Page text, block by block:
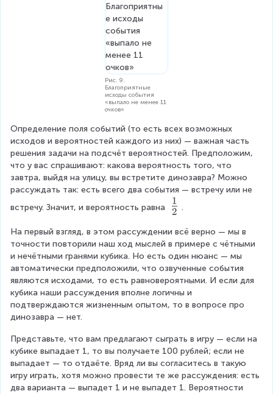
}
3
6
}
=
\f
a
c
{
1
}
{
1
2
}
Рис. 9.
Благоприятные
исходы события
«выпало не менее 11
очков»
Определение поля событий (то есть всех возможных
исходов и вероятностей каждого из них) — важная часть
решения задачи на подсчёт вероятностей. Предположим,
что у вас спрашивают: какова вероятность того, что
завтра, выйдя на улицу, вы встретите динозавра? Можно
рассуждать так: есть всего два события — встречу или не
встречу. Значит, и вероятность равна
\
r
a
c
{
1
{
2
}
2
1 .
На первый взгляд, в этом рассуждении всё верно — мы в
точности повторили наш ход мыслей в примере с чётными
и нечётными гранями кубика. Но есть один нюанс — мы
автоматически предположили, что озвученные события
являются исходами, то есть равновероятными. И если для
кубика наши рассуждения вполне логичны и
подтверждаются жизненным опытом, то в вопросе про
динозавра — нет.
Представьте, что вам предлагают сыграть в игру — если на
кубике выпадает 1, то вы получаете 100 рублей; если не
выпадает — то отдаёте. Вряд ли вы согласитесь в такую
игру играть, хотя можно провести те же рассуждения: есть
два варианта — выпадет 1 и не выпадет 1. Вероятности